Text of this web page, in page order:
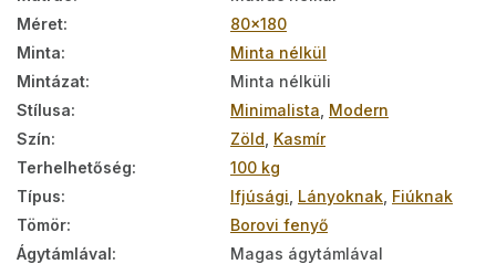
Méret:
80x180
Minta:
Minta nélkül
Mintázat:
Minta nélküli
Stílusa: Minimalista Modern
Szín: Zöld Kasmír
Terhelhetőség:
100 kg
Típus: Ifjúsági Lányoknak Fiúknak
Tömör:
Borovi fenyő
Ágytámlával:
Magas ágytámlával